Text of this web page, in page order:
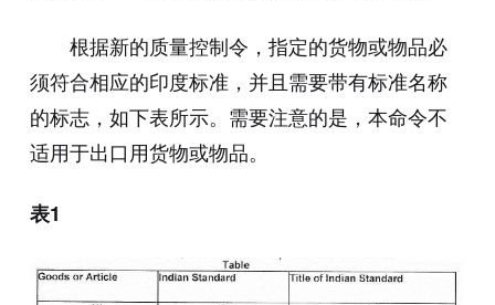
根据新的质量控制令，指定的货物或物品必
须符合相应的印度标准，并且需要带有标准名称
的标志，如下表所示。需要注意的是，本命令不
适用于出口用货物或物品。
表1